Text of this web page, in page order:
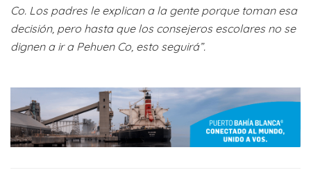
Co. Los padres le explican a la gente porque toman esa
decisión, pero hasta que los consejeros escolares no se
dignen a ir a Pehuen Co, esto seguirá”.